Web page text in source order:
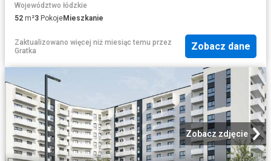
Województwo łódzkie
52 m²3 PokojeMieszkanie
Zaktualizowano więcej niż miesiąc temu przez
Gratka
Zobacz dane
Zobacz zdjęcie